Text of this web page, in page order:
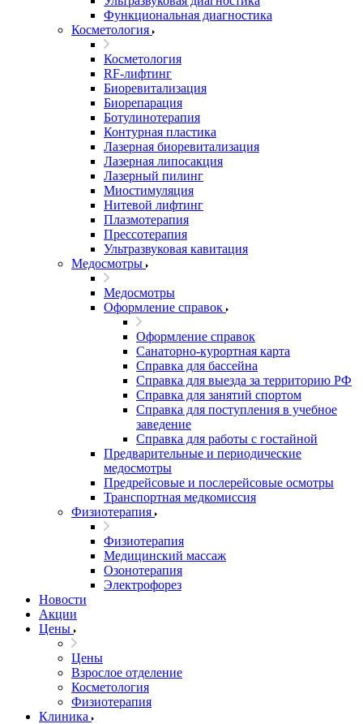
Функциональная диагностика
Косметология
Косметология
RF-лифтинг
Биоревитализация
Биорепарация
Ботулинотерапия
Контурная пластика
Лазерная биоревитализация
Лазерная липосакция
Лазерный пилинг
Миостимуляция
Нитевой лифтинг
Плазмотерапия
Прессотерапия
Ультразвуковая кавитация
Медосмотры
Медосмотры
Оформление справок
Оформление справок
Санаторно-курортная карта
Справка для бассейна
Справка для выезда за территорию РФ
Справка для занятий спортом
Справка для поступления в учебное
заведение
Справка для работы с гостайной
Предварительные и периодические
медосмотры
Предрейсовые и послерейсовые осмотры
Транспортная медкомиссия
Физиотерапия
Физиотерапия
Медицинский массаж
Озонотерапия
Электрофорез
Новости
Акции
Цены
Цены
Взрослое отделение
Косметология
Физиотерапия
Клиника